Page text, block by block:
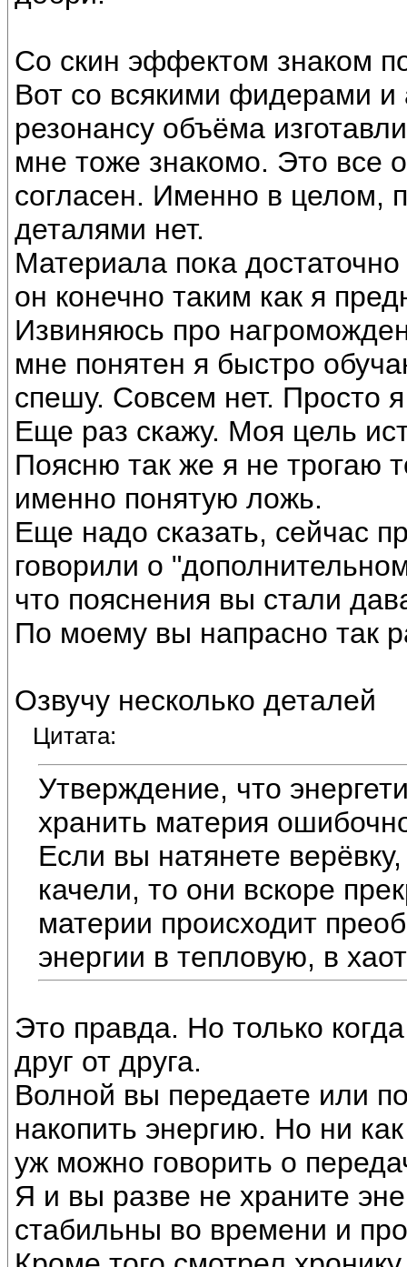
Со скин эффектом знаком
Вот со всякими фидерами
резонансу объёма
мне тоже знакомо. Это все
согласен. Именно в целом,
деталями нет.
Материала пока
он конечно таким как я
Извиняюсь про
мне понятен я быстро
спешу. Совсем нет. Просто
Еще раз скажу. Моя цель
Поясню так же я не трогаю
именно понятую ложь.
Еще надо сказать, сейчас
говорили о
что пояснения вы стали
По моему вы напрасно так
Озвучу несколько деталей
Цитата:
Утверждение, что
хранить материя
Если вы натянете
качели, то они вскоре
материи происходит
энергии в тепловую, в
Это правда. Но только
друг от друга.
Волной вы передаете или
накопить энергию. Но ни
уж можно говорить о
Я и вы разве не храните
стабильны во времени и